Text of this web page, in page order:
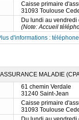
Caisse primaire
31093 Toulouse
Du lundi au
(Note: Accueil
d'informations :
MALADIE
61 chemin Verdale
31240 Saint-Jean
Caisse primaire
31093 Toulouse